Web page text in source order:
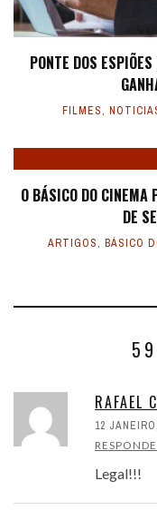
PONTE DOS
FILMES,
O BÁSICO DO
DE
ARTIGOS, BÁSICO
RAFAEL
12
Legal!!!